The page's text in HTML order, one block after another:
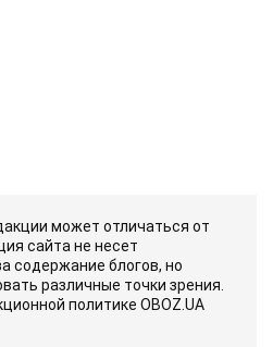
может отличаться от
сайта не несет
содержание блогов, но
различные точки зрения.
политике OBOZ.UA